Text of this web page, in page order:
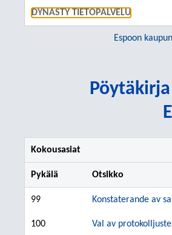
DYNASTY TIETOPALVELU
Espoon
Kokousasiat
Pykälä Otsikko
99 Konstaterande av
100 Val av